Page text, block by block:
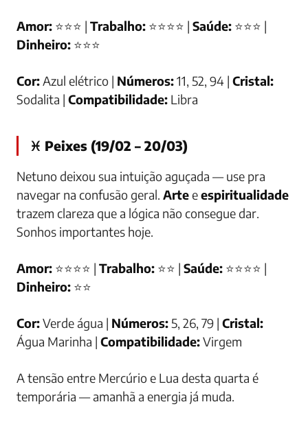
Amor: ⭐⭐⭐ | Trabalho: ⭐⭐⭐⭐ | Saúde: ⭐⭐⭐ |
Dinheiro: ⭐⭐⭐
Cor:Azul elétrico | Números:11, 52, 94 | Cristal:
Sodalita | Compatibilidade: Libra
♓ Peixes (19/02 – 20/03)
Netuno deixou sua intuição aguçada — use pra
navegar na confusão geral. Arteeespiritualidade
trazem clareza que a lógica não consegue dar.
Sonhos importantes hoje.
Amor: ⭐⭐⭐⭐ | Trabalho: ⭐⭐ | Saúde: ⭐⭐⭐⭐ |
Dinheiro: ⭐⭐
Cor:Verde água | Números:5, 26, 79 | Cristal:
Água Marinha | Compatibilidade:Virgem
A tensão entre Mercúrio e Lua desta quarta é
temporária — amanhã a energia já muda.